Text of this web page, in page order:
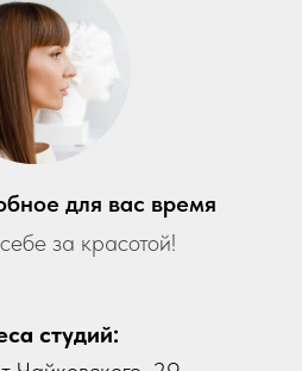
для вас время
за красотой!
студий: